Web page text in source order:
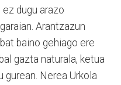
dugu arazo
Arantzazun
baino gehiago ere
gazta naturala, ketua
gurean. Nerea Urkola